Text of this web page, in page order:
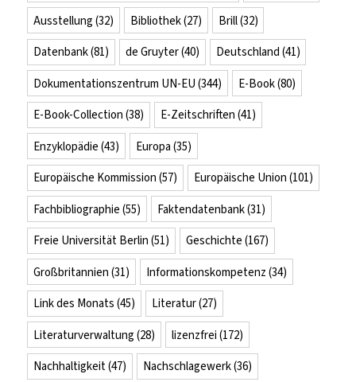
Ausstellung (32) Bibliothek(27) Brill(32)
Datenbank(81) de Gruyter(40) Deutschland (41)
Dokumentationszentrum UN-EU (344) E-Book(80)
E-Book-Collection (38) E-Zeitschriften (41)
Enzyklopädie (43) Europa (35)
Europäische Kommission (57) Europäische Union (101)
Fachbibliographie (55) Faktendatenbank(31)
Freie Universität Berlin (51) Geschichte (167)
Großbritannien (31) Informationskompetenz (34)
Link des Monats (45) Literatur(27)
Literaturverwaltung (28) lizenzfrei (172)
Nachhaltigkeit(47) Nachschlagewerk(36)